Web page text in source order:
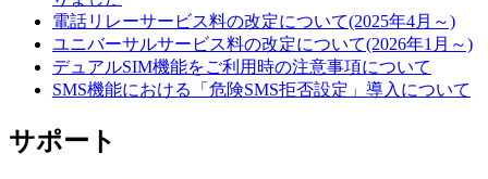
電話リレーサービス料の改定について(2025年4月～)
ユニバーサルサービス料の改定について(2026年1月～)
デュアルSIM機能をご利用時の注意事項について
SMS機能における「危険SMS拒否設定」導入について
サポート